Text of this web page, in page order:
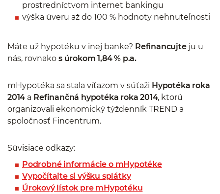
prostredníctvom internet bankingu
výška úveru až do 100 % hodnoty nehnuteľnosti
Máte už hypotéku v inej banke? Refinancujteju u
nás, rovnako s úrokom 1,84 % p.a.
mHypotéka sa stala víťazom v súťaži Hypotéka roka
2014 a Refinančná hypotéka roka 2014, ktorú
organizovali ekonomický týždenník TREND a
spoločnosť Fincentrum.
Súvisiace odkazy:
Podrobné informácie o mHypotéke
Vypočítajte si výšku splátky
Úrokový lístok pre mHypotéku